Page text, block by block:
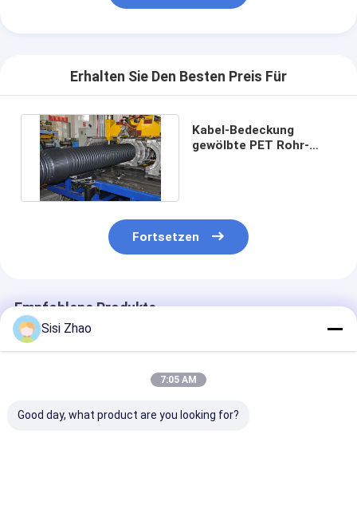
Erhalten Sie Den Besten Preis Für
Kabel-Bedeckung
gewölbte PET Rohr-
Fortsetzen
Empfohlene Produkte
Sisi Zhao
7:05 AM
Good day, what product are you looking for?